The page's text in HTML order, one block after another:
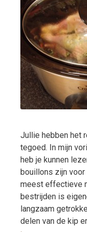
Jullie hebben het
tegoed. In mijn
heb je kunnen
bouillons zijn
meest effectieve
bestrijden is
langzaam
delen van de kip